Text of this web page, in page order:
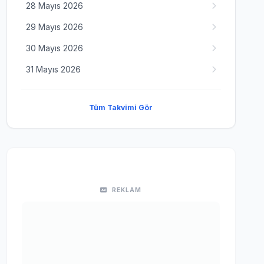
28 Mayıs 2026
29 Mayıs 2026
30 Mayıs 2026
31 Mayıs 2026
Tüm Takvimi Gör
REKLAM